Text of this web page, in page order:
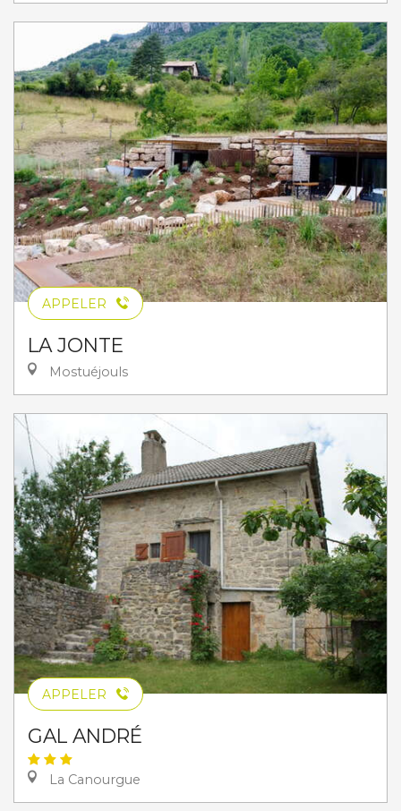
APPELER
LA JONTE
Mostuéjouls
APPELER
GAL ANDRÉ
La Canourgue